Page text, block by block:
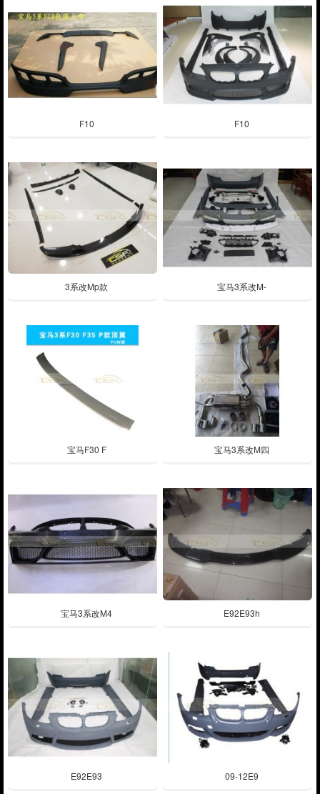
F10 F10
3系改Mp款 宝马3系改M-
宝马F30 F 宝马3系改M四
宝马3系改M4 E92E93h
E92E93 09-12E9